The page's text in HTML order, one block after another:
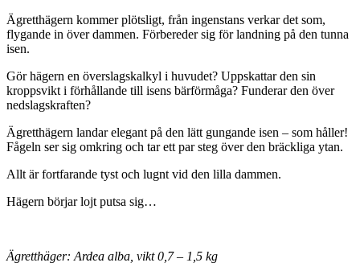
Ägretthägern kommer plötsligt, från ingenstans verkar det som,
flygande in över dammen. Förbereder sig för landning på den tunna
isen.
Gör hägern en överslagskalkyl i huvudet? Uppskattar den sin
kroppsvikt i förhållande till isens bärförmåga? Funderar den över
nedslagskraften?
Ägretthägern landar elegant på den lätt gungande isen – som håller!
Fågeln ser sig omkring och tar ett par steg över den bräckliga ytan.
Allt är fortfarande tyst och lugnt vid den lilla dammen.
Hägern börjar lojt putsa sig…
Ägretthäger: Ardea alba, vikt 0,7 – 1,5 kg